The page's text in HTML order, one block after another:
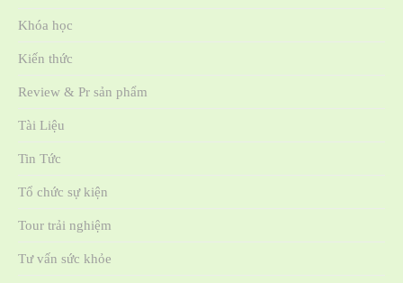
Khóa học
Kiến thức
Review & Pr sản phẩm
Tài Liệu
Tin Tức
Tổ chức sự kiện
Tour trải nghiệm
Tư vấn sức khỏe